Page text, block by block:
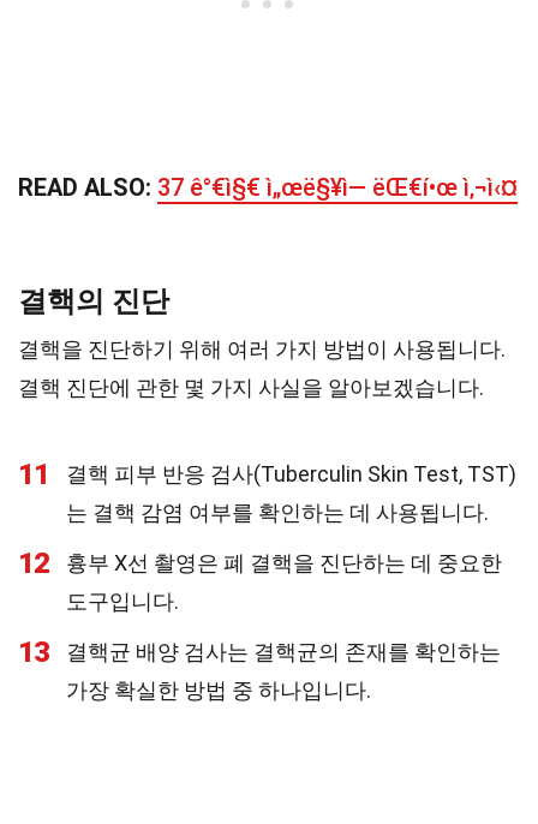
READ ALSO: 37 ê°€ì§€ ì„œë§¥ì— ëŒ€í•œ ì‚¬ì‹¤
결핵의 진단
결핵을 진단하기 위해 여러 가지 방법이 사용됩니다.
결핵 진단에 관한 몇 가지 사실을 알아보겠습니다.
11
결핵 피부 반응 검사(Tuberculin Skin Test, TST)
는 결핵 감염 여부를 확인하는 데 사용됩니다.
12
흉부 X선 촬영은 폐 결핵을 진단하는 데 중요한
도구입니다.
13
결핵균 배양 검사는 결핵균의 존재를 확인하는
가장 확실한 방법 중 하나입니다.